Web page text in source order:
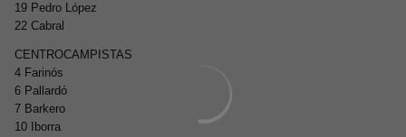
19 Pedro López
22 Cabral
CENTROCAMPISTAS
4 Farinós
6 Pallardó
7 Barkero
10 Iborra